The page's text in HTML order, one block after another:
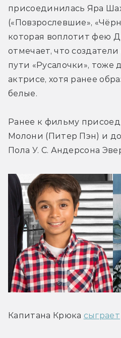
присоединилась Яра
(«Повзрослевшие»,
которая воплотит фею
отмечает, что
пути «Русалочки», тоже
актрисе, хотя ранее
белые.
Ранее к фильму
Молони (Питер Пэн) и
Пола У. С. Андерсона
Капитана Крюка сыграет